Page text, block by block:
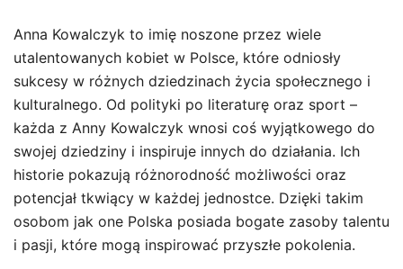
Anna Kowalczyk to imię noszone przez wiele
utalentowanych kobiet w Polsce, które odniosły
sukcesy w różnych dziedzinach życia społecznego i
kulturalnego. Od polityki po literaturę oraz sport –
każda z Anny Kowalczyk wnosi coś wyjątkowego do
swojej dziedziny i inspiruje innych do działania. Ich
historie pokazują różnorodność możliwości oraz
potencjał tkwiący w każdej jednostce. Dzięki takim
osobom jak one Polska posiada bogate zasoby talentu
i pasji, które mogą inspirować przyszłe pokolenia.